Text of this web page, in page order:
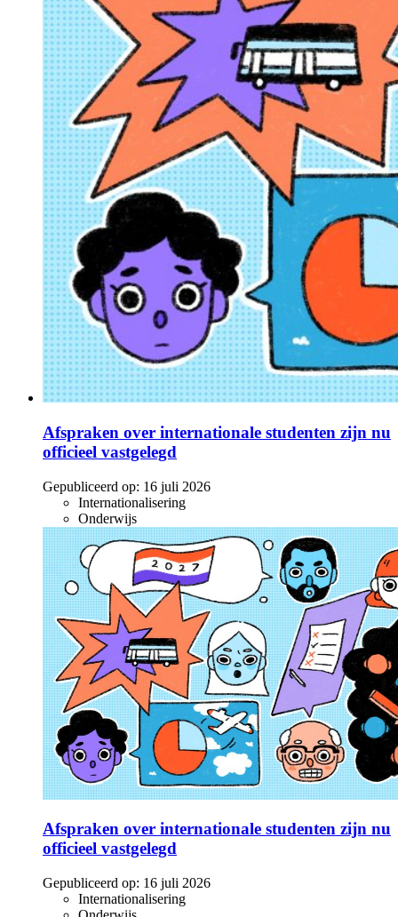
Afspraken over internationale studenten zijn nu
officieel vastgelegd
Gepubliceerd op: 16 juli 2026
Internationalisering
Onderwijs
Afspraken over internationale studenten zijn nu
officieel vastgelegd
Gepubliceerd op: 16 juli 2026
Internationalisering